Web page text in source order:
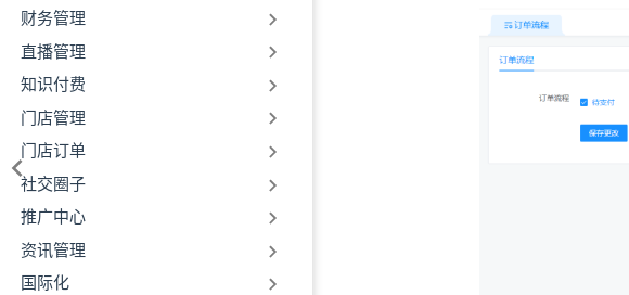
财务管理
直播管理
知识付费
门店管理
门店订单
社交圈子
推广中心
资讯管理
国际化